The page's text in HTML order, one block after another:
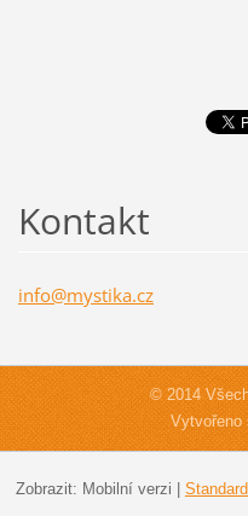
Kontakt
info@mystika.cz
© 2014
Zobrazit: Mobilní verzi |